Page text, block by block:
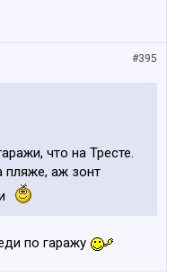
#395
что на Тресте.
пляже, аж зонт
по гаражу